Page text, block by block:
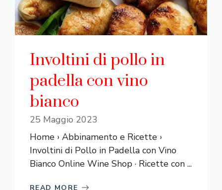
Involtini di pollo in
padella con vino
bianco
25 Maggio 2023
Home › Abbinamento e Ricette ›
Involtini di Pollo in Padella con Vino
Bianco Online Wine Shop · Ricette con ...
READ MORE